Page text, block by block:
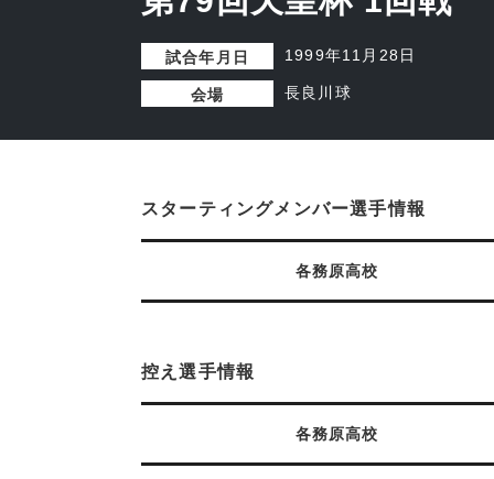
試合年月日 1999年11月28日
会場 長良川球
スターティングメンバー選手情報
各務原高校
控え選手情報
各務原高校